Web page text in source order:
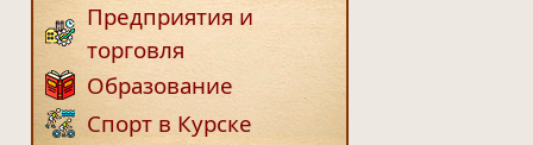
Предприятия и
торговля
Образование
Спорт в Курске